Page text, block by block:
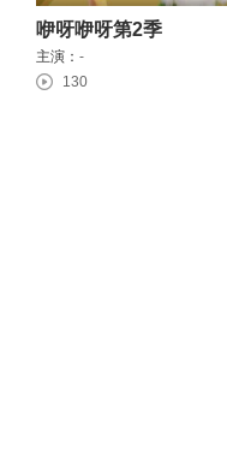
咿呀咿呀第2季
主演： -
130